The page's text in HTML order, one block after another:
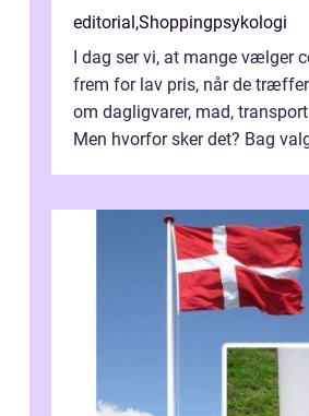
editorial,Shoppingpsykologi
I dag ser vi, at mange vælger
frem for lav pris, når de
om dagligvarer, mad,
Men hvorfor sker det? Bag